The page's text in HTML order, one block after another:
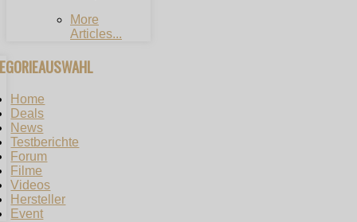
More
Articles...
Home
Deals
News
Testberichte
Forum
Filme
Videos
Hersteller
Event